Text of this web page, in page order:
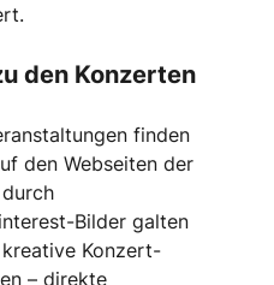
den Konzerten
finden
den Webseiten der
Bilder galten
Konzert-
– direkte